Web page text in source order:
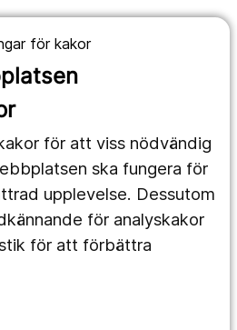
för kakor
för att viss nödvändig
ska fungera för
upplevelse. Dessutom
för analyskakor
för att förbättra